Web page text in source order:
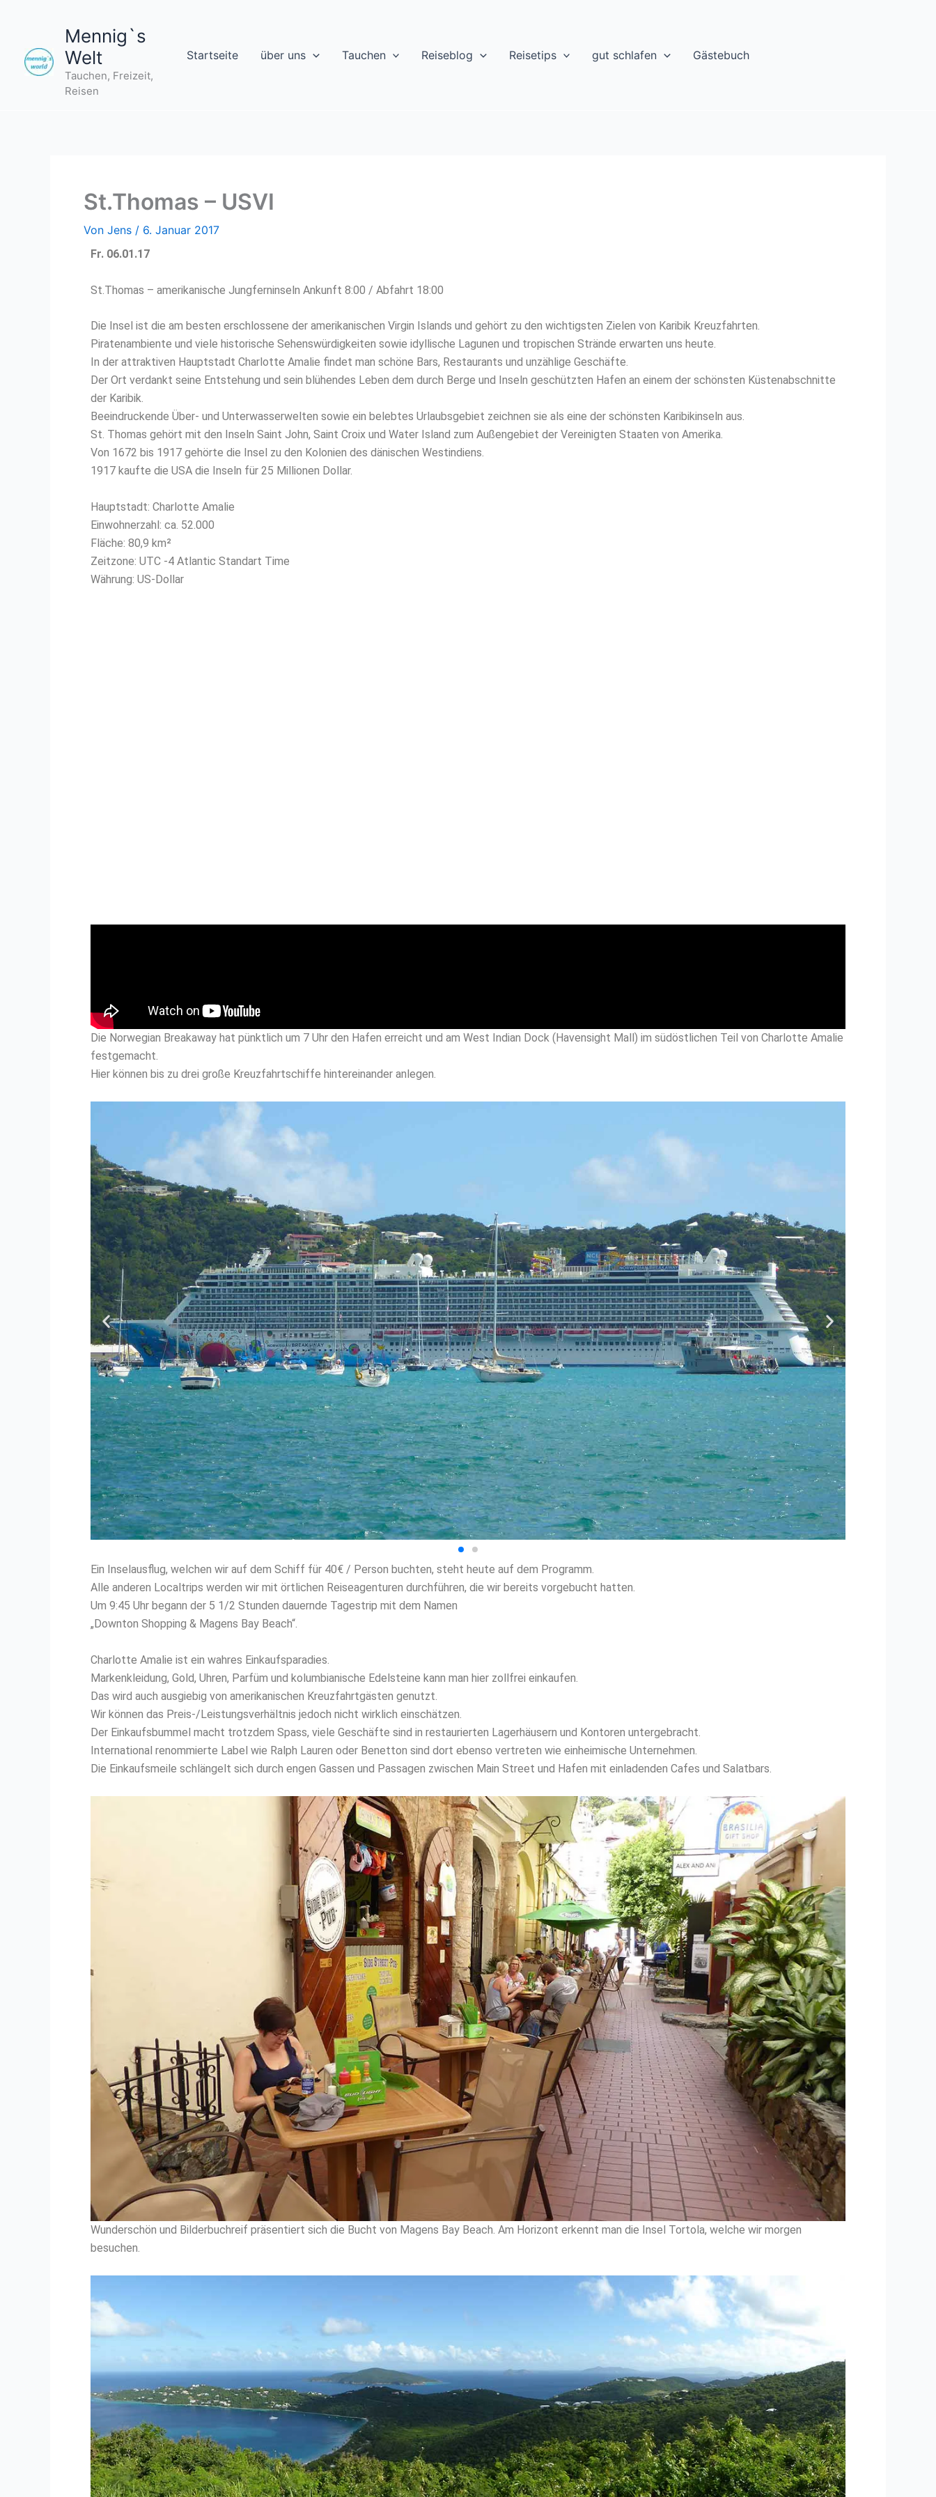
springen
Mennig`s
Welt
Tauchen, Freizeit,
Reisen
Startseite über uns Tauchen Reiseblog Reisetips gut schlafen Gästebuch
St.Thomas – USVI
Von Jens / 6. Januar 2017
Fr. 06.01.17
St.Thomas – amerikanische Jungferninseln Ankunft 8:00 / Abfahrt 18:00
Die Insel ist die am besten erschlossene der amerikanischen Virgin Islands und gehört zu den wichtigsten Zielen von Karibik Kreuzfahrten.
Piratenambiente und viele historische Sehenswürdigkeiten sowie idyllische Lagunen und tropischen Strände erwarten uns heute.
In der attraktiven Hauptstadt Charlotte Amalie findet man schöne Bars, Restaurants und unzählige Geschäfte.
Der Ort verdankt seine Entstehung und sein blühendes Leben dem durch Berge und Inseln geschützten Hafen an einem der schönsten Küstenabschnitte
der Karibik.
Beeindruckende Über- und Unterwasserwelten sowie ein belebtes Urlaubsgebiet zeichnen sie als eine der schönsten Karibikinseln aus.
St. Thomas gehört mit den Inseln Saint John, Saint Croix und Water Island zum Außengebiet der Vereinigten Staaten von Amerika.
Von 1672 bis 1917 gehörte die Insel zu den Kolonien des dänischen Westindiens.
1917 kaufte die USA die Inseln für 25 Millionen Dollar.
Hauptstadt: Charlotte Amalie
Einwohnerzahl: ca. 52.000
Fläche: 80,9 km²
Zeitzone: UTC -4 Atlantic Standart Time
Währung: US-Dollar
Die Norwegian Breakaway hat pünktlich um 7 Uhr den Hafen erreicht und am West Indian Dock (Havensight Mall) im südöstlichen Teil von Charlotte Amalie
festgemacht.
Hier können bis zu drei große Kreuzfahrtschiffe hintereinander anlegen.
Ein Inselausflug, welchen wir auf dem Schiff für 40€ / Person buchten, steht heute auf dem Programm.
Alle anderen Localtrips werden wir mit örtlichen Reiseagenturen durchführen, die wir bereits vorgebucht hatten.
Um 9:45 Uhr begann der 5 1/2 Stunden dauernde Tagestrip mit dem Namen
„Downton Shopping & Magens Bay Beach“.
Charlotte Amalie ist ein wahres Einkaufsparadies.
Markenkleidung, Gold, Uhren, Parfüm und kolumbianische Edelsteine kann man hier zollfrei einkaufen.
Das wird auch ausgiebig von amerikanischen Kreuzfahrtgästen genutzt.
Wir können das Preis-/Leistungsverhältnis jedoch nicht wirklich einschätzen.
Der Einkaufsbummel macht trotzdem Spass, viele Geschäfte sind in restaurierten Lagerhäusern und Kontoren untergebracht.
International renommierte Label wie Ralph Lauren oder Benetton sind dort ebenso vertreten wie einheimische Unternehmen.
Die Einkaufsmeile schlängelt sich durch engen Gassen und Passagen zwischen Main Street und Hafen mit einladenden Cafes und Salatbars.
Wunderschön und Bilderbuchreif präsentiert sich die Bucht von Magens Bay Beach. Am Horizont erkennt man die Insel Tortola, welche wir morgen
besuchen.